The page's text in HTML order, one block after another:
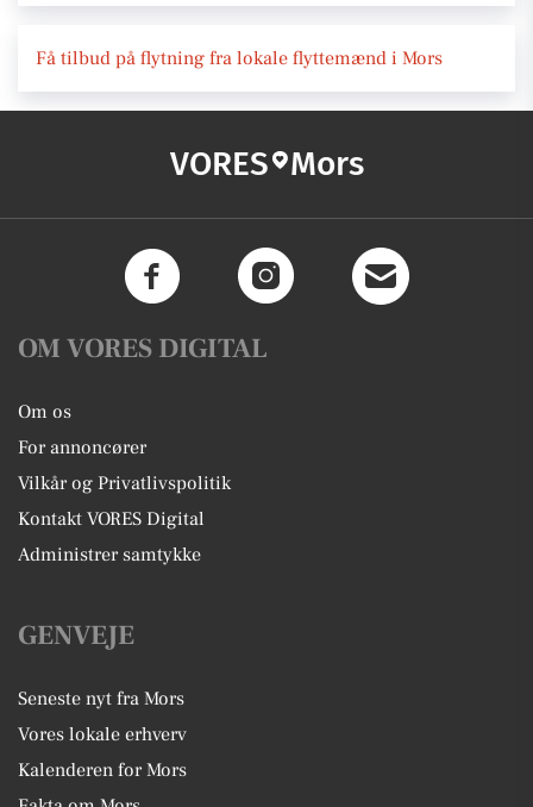
Få tilbud på flytning fra lokale flyttemænd i Mors
VORES Mors
OM VORES DIGITAL
Om os
For annoncører
Vilkår og Privatlivspolitik
Kontakt VORES Digital
Administrer samtykke
GENVEJE
Seneste nyt fra Mors
Vores lokale erhverv
Kalenderen for Mors